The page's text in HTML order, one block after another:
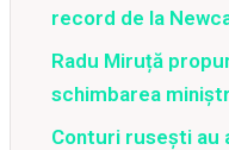
record de la
Radu Miruță
schimbarea
Conturi rusești au